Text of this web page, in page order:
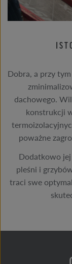
Dobra, a przy
dachowego.
konstrukcji
poważne
Dodatkowo
pleśni i
traci swe